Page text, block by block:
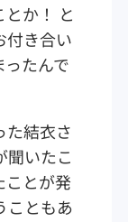
か！ と
付き合い
たんで
た結衣さ
聞いたこ
ことが発
こともあ